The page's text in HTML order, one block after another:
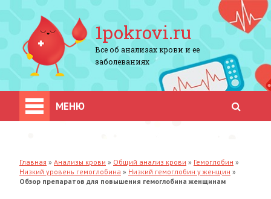
1pokrovi.ru
Все об анализах крови и ее
заболеваниях
МЕНЮ
Главная » Анализы крови » Общий анализ крови » Гемоглобин »
Низкий уровень гемоглобина » Низкий гемоглобин у женщин »
Обзор препаратов для повышения гемоглобина женщинам